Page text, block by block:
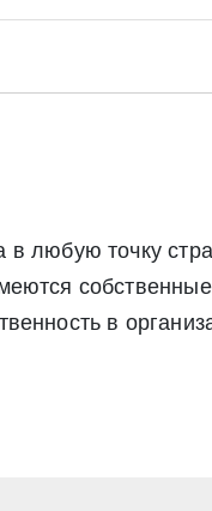
в любую точку
в
e-mail или СМС